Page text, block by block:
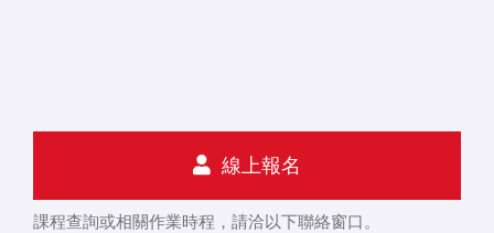
線上報名
課程查詢或相關作業時程，請洽以下聯絡窗口。